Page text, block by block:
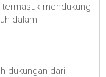
mendukung
dalam
dukungan dari